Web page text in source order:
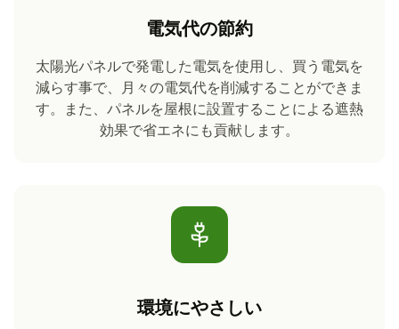
電気代の節約
太陽光パネルで発電した電気を使用し、買う電気を
減らす事で、月々の電気代を削減することができま
す。また、パネルを屋根に設置することによる遮熱
効果で省エネにも貢献します。
環境にやさしい